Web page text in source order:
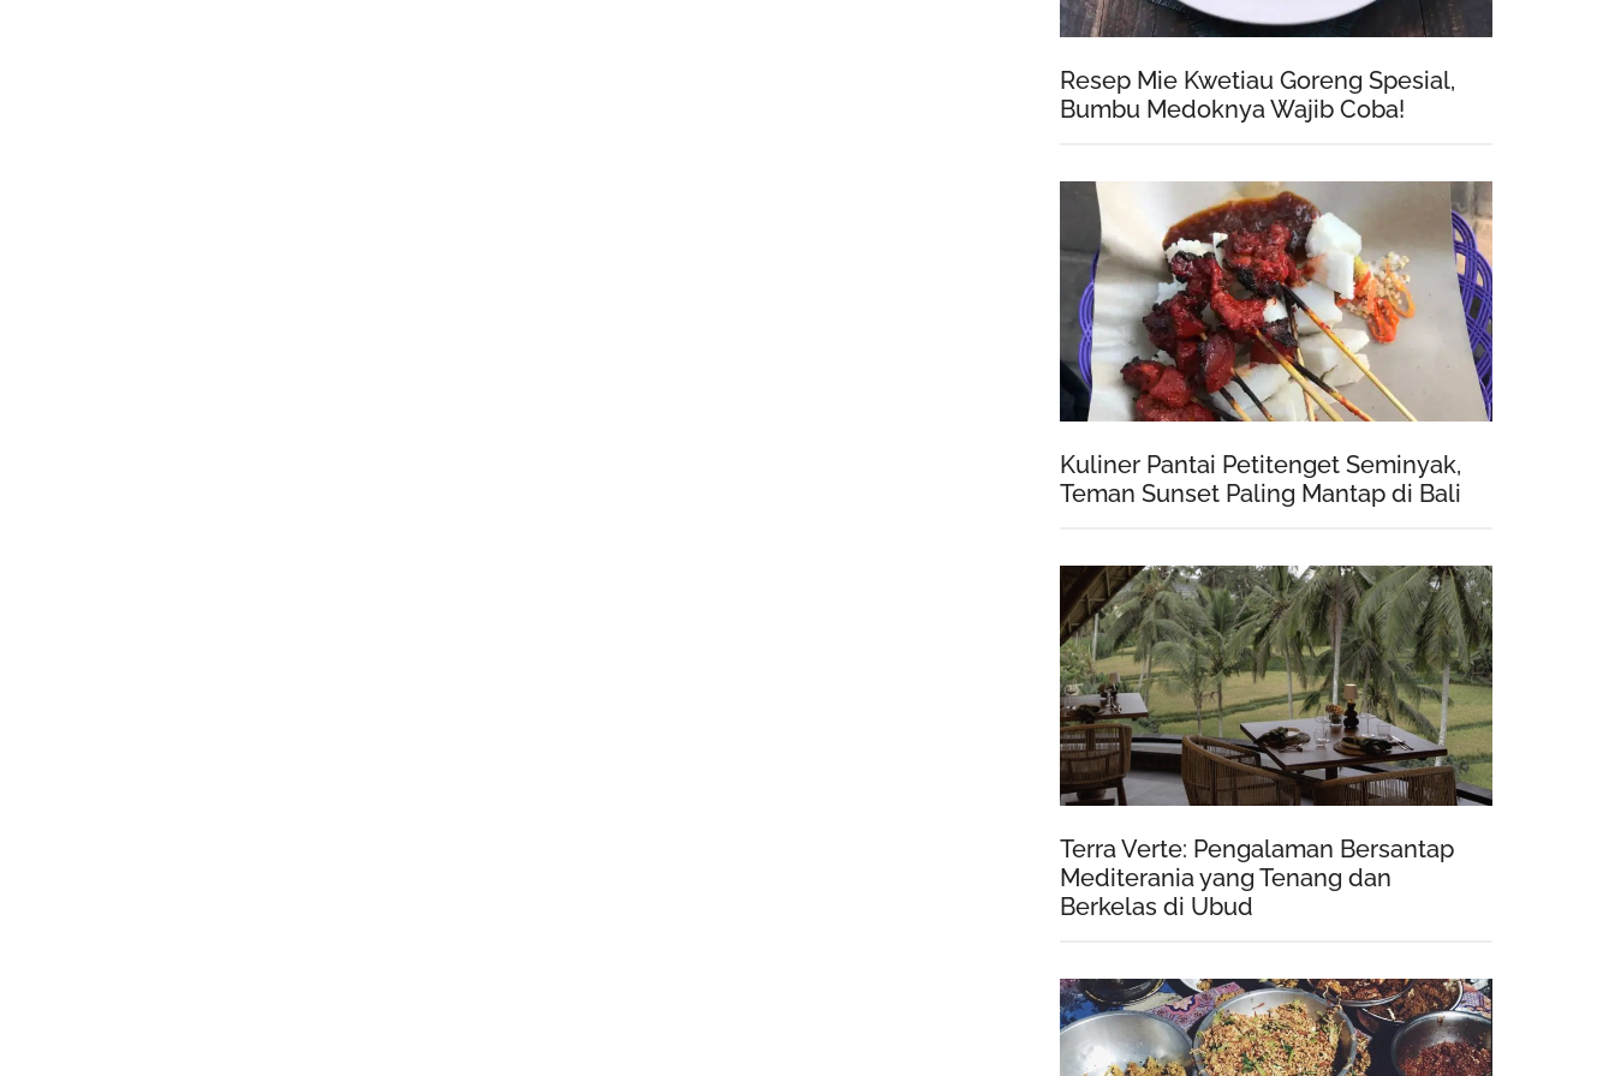
Resep Mie Kwetiau Goreng Spesial,
Bumbu Medoknya Wajib Coba!
Kuliner Pantai Petitenget Seminyak,
Teman Sunset Paling Mantap di Bali
Terra Verte: Pengalaman Bersantap
Mediterania yang Tenang dan
Berkelas di Ubud